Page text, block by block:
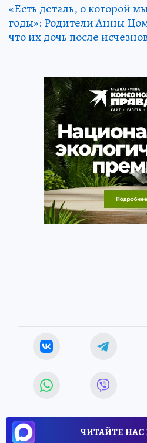
«Есть деталь, о которой
годы»: Родители Анны
что их дочь после
ЧИТАЙТЕ НАС